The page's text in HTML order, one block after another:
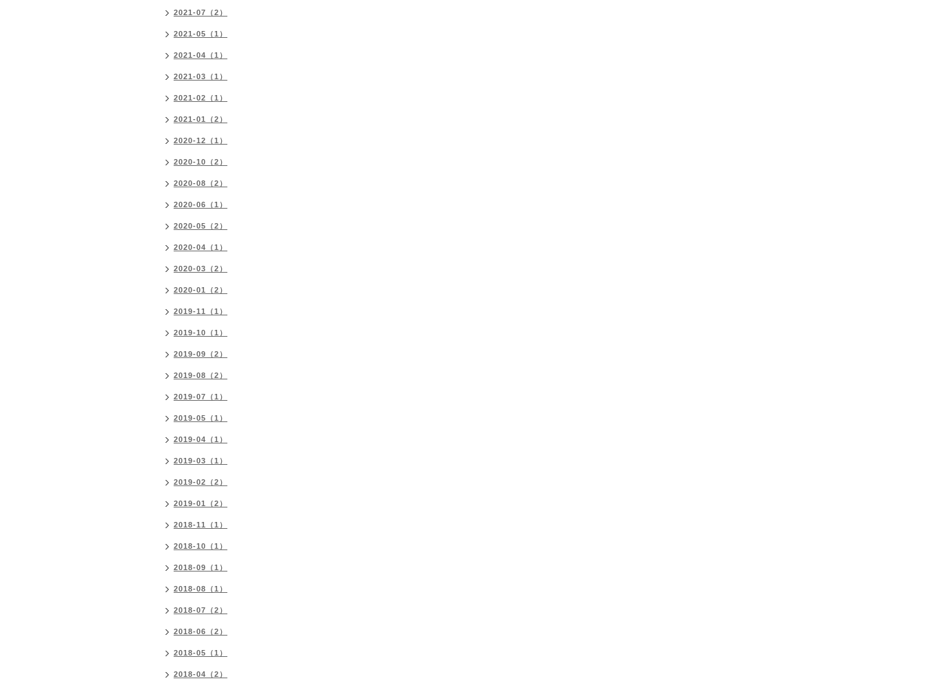
2021-07（2）
2021-05（1）
2021-04（1）
2021-03（1）
2021-02（1）
2021-01（2）
2020-12（1）
2020-10（2）
2020-08（2）
2020-06（1）
2020-05（2）
2020-04（1）
2020-03（2）
2020-01（2）
2019-11（1）
2019-10（1）
2019-09（2）
2019-08（2）
2019-07（1）
2019-05（1）
2019-04（1）
2019-03（1）
2019-02（2）
2019-01（2）
2018-11（1）
2018-10（1）
2018-09（1）
2018-08（1）
2018-07（2）
2018-06（2）
2018-05（1）
2018-04（2）